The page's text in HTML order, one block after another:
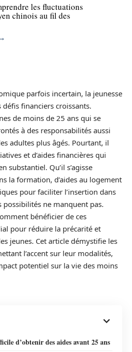
les fluctuations
chinois au fil des
parfois incertain, la jeunesse
défis financiers croissants.
de moins de 25 ans qui se
à des responsabilités aussi
adultes plus âgés. Pourtant, il
et d’aides financières qui
substantiel. Qu’il s’agisse
la formation, d’aides au logement
pour faciliter l’insertion dans
ne manquent pas.
bénéficier de ces
pour réduire la précarité et
jeunes. Cet article démystifie les
l’accent sur leur modalités,
potentiel sur la vie des moins
d’obtenir des aides avant 25 ans